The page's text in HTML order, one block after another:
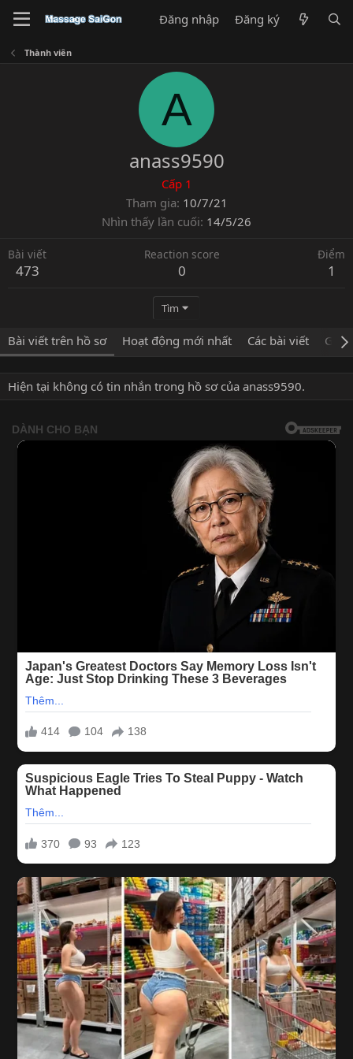
Đăng nhập Đăng ký
Thành viên
A
anass9590
Cấp 1
Tham gia 10/7/21
Nhìn thấy lần cuối 14/5/26
Bài viết
473
Reaction score
0
Điểm
1
Tìm
Bài viết trên hồ sơ Hoạt động mới nhất Các bài viết Giới
Hiện tại không có tin nhắn trong hồ sơ của anass9590.